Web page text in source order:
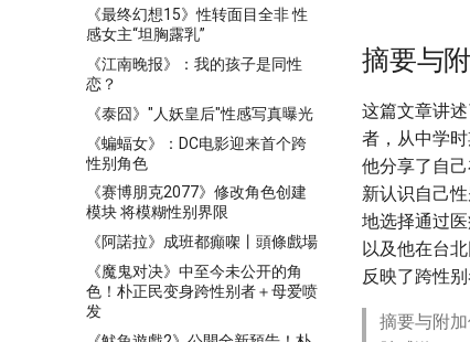
《最终幻想15》性转面目全非 性
感女主“坦胸露乳”
《江南晚报》：我的孩子是同性
恋？
《泰囧》"人妖皇后"性感写真曝光
《蝙蝠女》：DC电影迎来首个跨
性别角色
《赛博朋克2077》修改角色创建
模块 将模糊性别界限
《阿諾拉》成班都癲㗎丨頭條戲場
《魔鬼对决》中至今未公开的角
色！朴正民变身跨性别者＋母爱喷
发
摘要与
这篇文章讲
者，从中学
他分享了自
新认识自己
地选择通过
以及他在台
反映了跨性
摘要与附